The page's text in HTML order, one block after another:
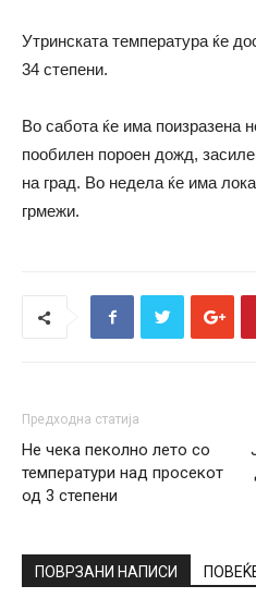
Утринската температура ќе
34 степени.
Во сабота ќе има поизразена
пообилен пороен дожд,
на град. Во недела ќе има
грмежи.
Предходна статија
Не чека пеколно лето со
температури над просекот
од 3 степени
ПОВРЗАНИ НАПИСИ